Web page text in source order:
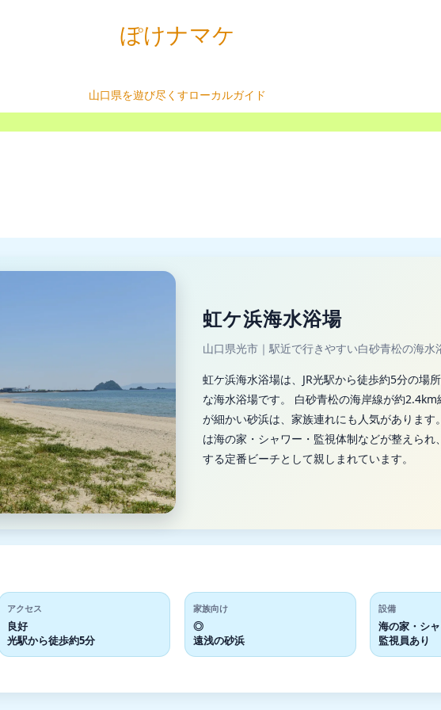
ぽけナマケ
山口県を遊び尽くすローカルガイド
虹ケ浜海水浴場
山口県光市｜駅近で行きやすい白砂青松の海水
虹ケ浜海水浴場は、JR光駅から徒歩約5分の場
な海水浴場です。 白砂青松の海岸線が約
が細かい砂浜は、家族連れにも人気があります
は海の家・シャワー・監視体制などが整えられ
する定番ビーチとして親しまれています。
アクセス
良好
光駅から徒歩約5分
家族向け
◎
遠浅の砂浜
設備
海の家・シ
監視員あり